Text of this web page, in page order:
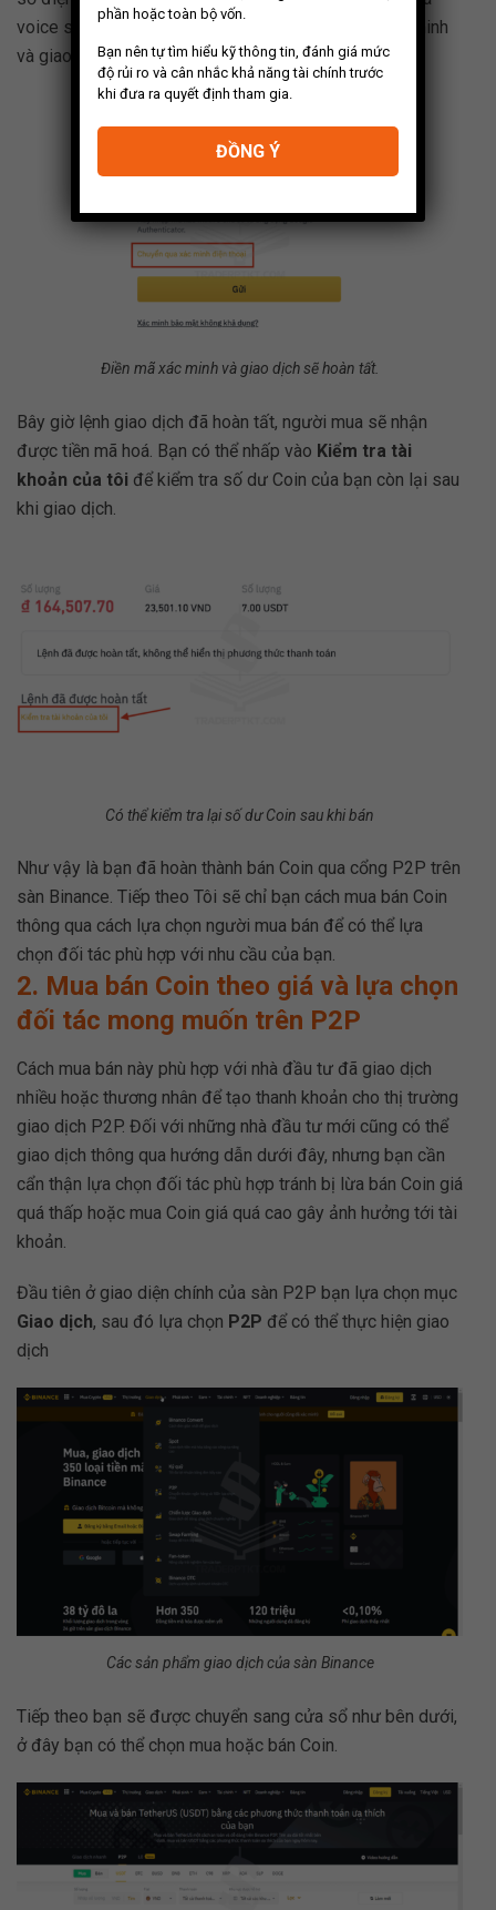
voice sms đến số điện thoại cảu bạn). Điền mã xác minh
và giao dịch sẽ hoàn tất.
Điền mã xác minh và giao dịch sẽ hoàn tất.
Bây giờ lệnh giao dịch đã hoàn tất, người mua sẽ nhận
được tiền mã hoá. Bạn có thể nhấp vào Kiểm tra tài
khoản của tôi để kiểm tra số dư Coin của bạn còn lại sau
khi giao dịch.
Có thể kiểm tra lại số dư Coin sau khi bán
Như vậy là bạn đã hoàn thành bán Coin qua cổng P2P trên
sàn Binance. Tiếp theo Tôi sẽ chỉ bạn cách mua bán Coin
thông qua cách lựa chọn người mua bán để có thể lựa
chọn đối tác phù hợp với nhu cầu của bạn.
2. Mua bán Coin theo giá và lựa chọn
đối tác mong muốn trên P2P
Cách mua bán này phù hợp với nhà đầu tư đã giao dịch
nhiều hoặc thương nhân để tạo thanh khoản cho thị trường
giao dịch P2P. Đối với những nhà đầu tư mới cũng có thể
giao dịch thông qua hướng dẫn dưới đây, nhưng bạn cần
cẩn thận lựa chọn đối tác phù hợp tránh bị lừa bán Coin giá
quá thấp hoặc mua Coin giá quá cao gây ảnh hưởng tới tài
khoản.
Đầu tiên ở giao diện chính của sàn P2P bạn lựa chọn mục
Giao dịch, sau đó lựa chọn P2P để có thể thực hiện giao
dịch
Các sản phẩm giao dịch của sàn Binance
Tiếp theo bạn sẽ được chuyển sang cửa sổ như bên dưới,
ở đây bạn có thể chọn mua hoặc bán Coin.
phần hoặc toàn bộ vốn.
Bạn nên tự tìm hiểu kỹ thông tin, đánh giá mức
độ rủi ro và cân nhắc khả năng tài chính trước
khi đưa ra quyết định tham gia.
ĐỒNG Ý